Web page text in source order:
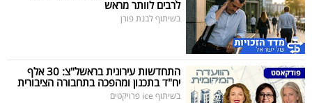
לרבים לוותר מראש
בשיתוף לבנת פורן
התחדשות עירונית בראשל"צ: 30 אלף
יח"ד בתכנון ומהפכה בתחבורה הציבורית
בשיתוף ice פרויקטים